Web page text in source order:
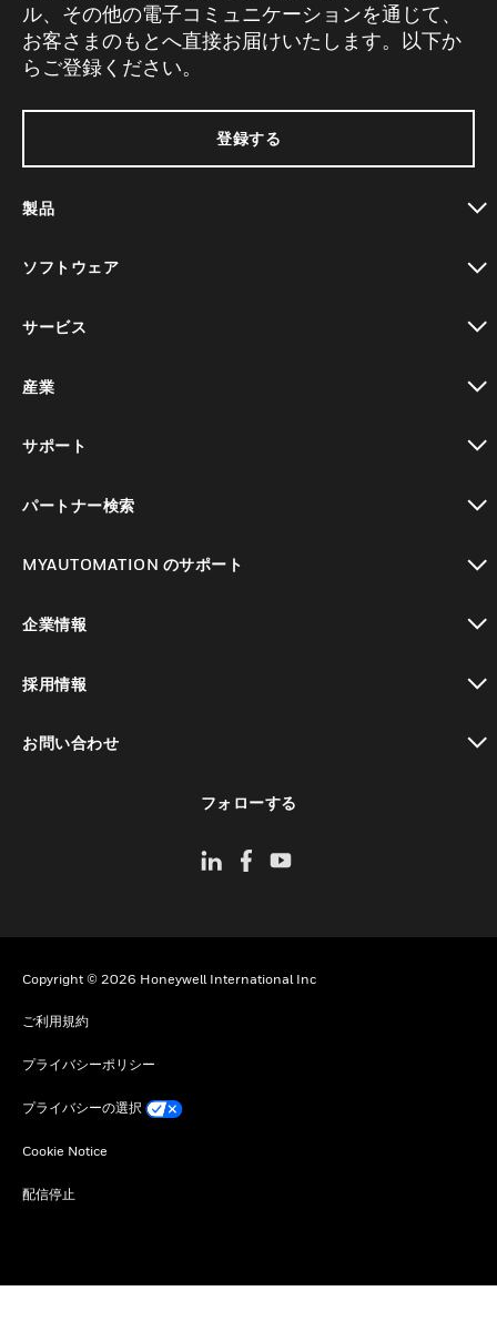
ル、その他の電子コミュニケーションを通じて、
お客さまのもとへ直接お届けいたします。以下か
らご登録ください。
登録する
製品
ソフトウェア
サービス
産業
サポート
パートナー検索
MYAUTOMATION のサポート
企業情報
採用情報
お問い合わせ
フォローする
Copyright © 2026 Honeywell International Inc
ご利用規約
プライバシーポリシー
プライバシーの選択
Cookie Notice
配信停止